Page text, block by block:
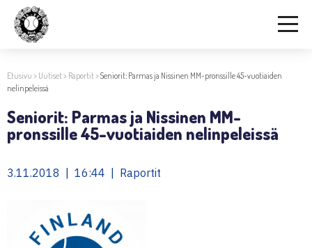
Etusivu > Uutiset> Raportit>Seniorit: Parmas ja Nissinen MM-pronssille 45-vuotiaiden
nelinpeleissä
Seniorit: Parmas ja Nissinen MM-
pronssille 45-vuotiaiden nelinpeleissä
3.11.2018 | 16:44 | Raportit